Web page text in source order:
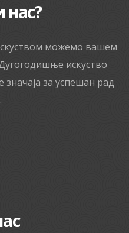
можемо вашем
искуство
значаја за успешан рад